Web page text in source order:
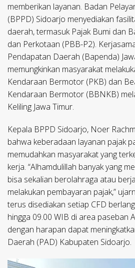
memberikan layanan. Badan
(BPPD) Sidoarjo menyediakan
daerah, termasuk Pajak Bumi dan
dan Perkotaan (PBB-P2).
Pendapatan Daerah (Bapenda)
memungkinkan masyarakat
Kendaraan Bermotor (PKB) dan
Kendaraan Bermotor (BBNKB)
Keliling Jawa Timur.
Kepala BPPD Sidoarjo, Noer
bahwa keberadaan layanan pajak
memudahkan masyarakat yang
kerja. “Alhamdulillah banyak yang
bisa sekalian berolahraga atau
melakukan pembayaran pajak,”
terus disediakan setiap CFD
hingga 09.00 WIB di area paseban
dengan harapan dapat
Daerah (PAD) Kabupaten Sidoarjo.